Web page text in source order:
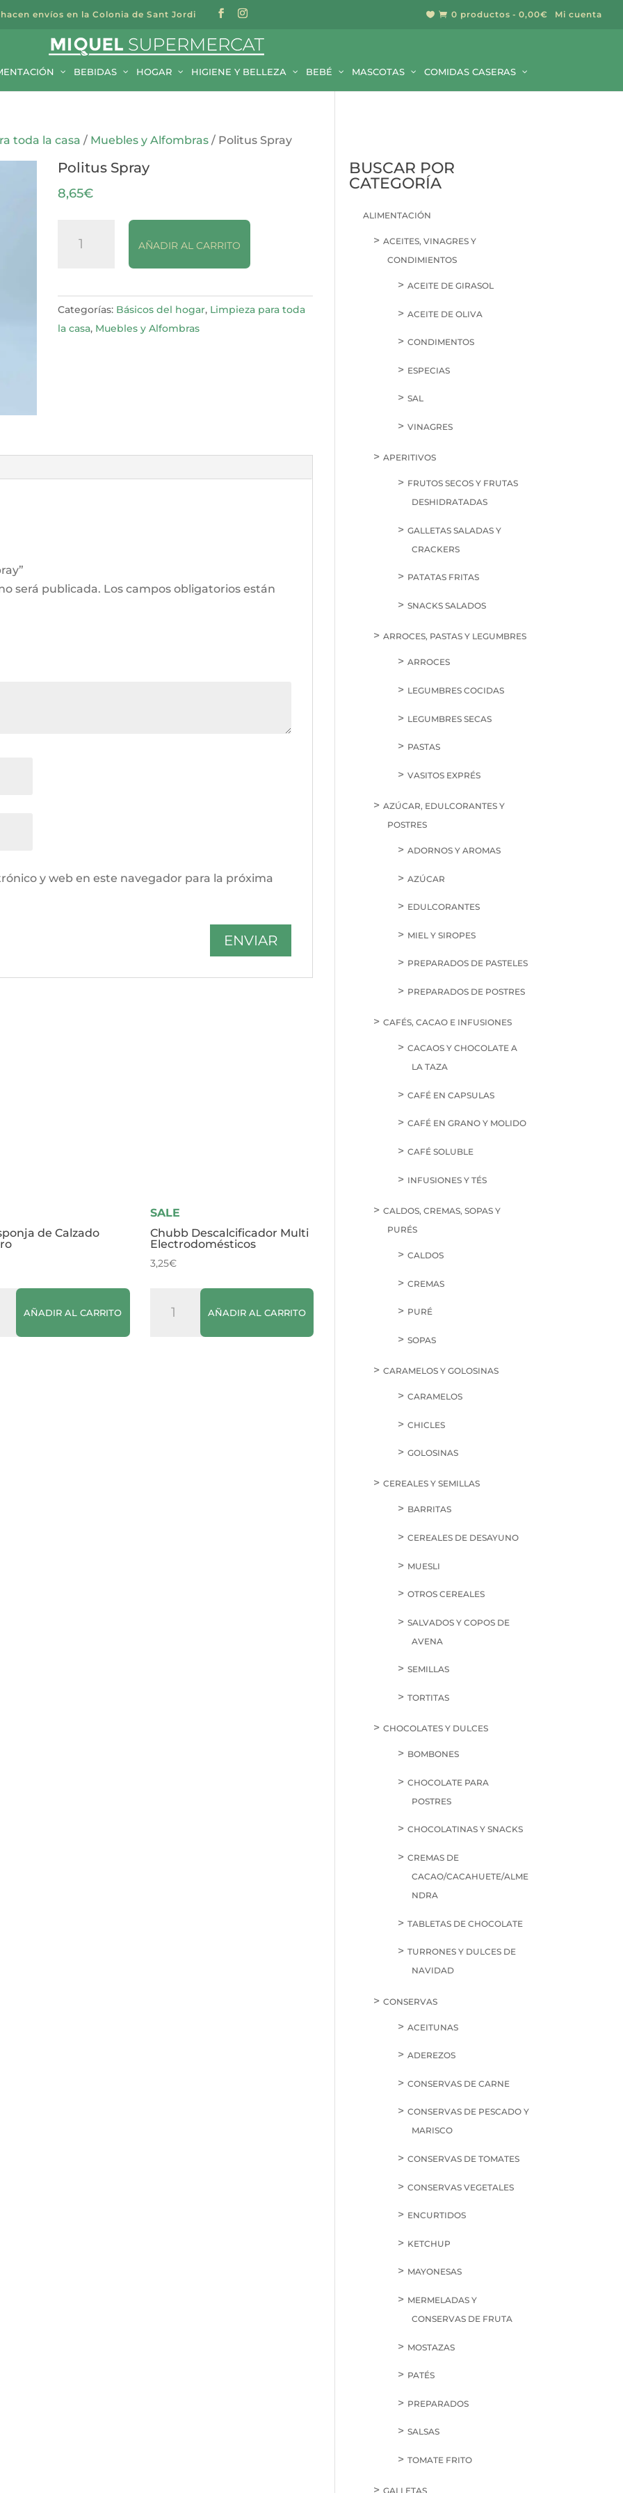
envíos en la Colonia de Sant Jordi Mi cuenta
  0 productos 0,00€
BEBIDAS HOGAR HIGIENE Y BELLEZA BEBÉ MASCOTAS COMIDAS CASERAS
toda la casa / Muebles y Alfombras / Politus Spray
Politus Spray
8,65€
Spray
AÑADIR AL CARRITO
Categorías: Básicos del hogar, Limpieza para toda
la casa, Muebles y Alfombras
será publicada. Los campos obligatorios están
y web en este navegador para la próxima
de Calzado
AÑADIR AL CARRITO
SALE
Chubb Descalcificador Multi
Electrodomésticos
3,25€
DescalcificadorAÑADIR AL CARRITO
BUSCAR POR
CATEGORÍA
ALIMENTACIÓN
ACEITES, VINAGRES Y
CONDIMIENTOS
ACEITE DE GIRASOL
ACEITE DE OLIVA
CONDIMENTOS
ESPECIAS
SAL
VINAGRES
APERITIVOS
FRUTOS SECOS Y FRUTAS
DESHIDRATADAS
GALLETAS SALADAS Y
CRACKERS
PATATAS FRITAS
SNACKS SALADOS
ARROCES, PASTAS Y LEGUMBRES
ARROCES
LEGUMBRES COCIDAS
LEGUMBRES SECAS
PASTAS
VASITOS EXPRÉS
AZÚCAR, EDULCORANTES Y
POSTRES
ADORNOS Y AROMAS
AZÚCAR
EDULCORANTES
MIEL Y SIROPES
PREPARADOS DE PASTELES
PREPARADOS DE POSTRES
CAFÉS, CACAO E INFUSIONES
CACAOS Y CHOCOLATE A
LA TAZA
CAFÉ EN CAPSULAS
CAFÉ EN GRANO Y MOLIDO
CAFÉ SOLUBLE
INFUSIONES Y TÉS
CALDOS, CREMAS, SOPAS Y
PURÉS
CALDOS
CREMAS
PURÉ
SOPAS
CARAMELOS Y GOLOSINAS
CARAMELOS
CHICLES
GOLOSINAS
CEREALES Y SEMILLAS
BARRITAS
CEREALES DE DESAYUNO
MUESLI
OTROS CEREALES
SALVADOS Y COPOS DE
AVENA
SEMILLAS
TORTITAS
CHOCOLATES Y DULCES
BOMBONES
CHOCOLATE PARA
POSTRES
CHOCOLATINAS Y SNACKS
CREMAS DE
CACAO/CACAHUETE/ALME
NDRA
TABLETAS DE CHOCOLATE
TURRONES Y DULCES DE
NAVIDAD
CONSERVAS
ACEITUNAS
ADEREZOS
CONSERVAS DE CARNE
CONSERVAS DE PESCADO Y
MARISCO
CONSERVAS DE TOMATES
CONSERVAS VEGETALES
ENCURTIDOS
KETCHUP
MAYONESAS
MERMELADAS Y
CONSERVAS DE FRUTA
MOSTAZAS
PATÉS
PREPARADOS
SALSAS
TOMATE FRITO
GALLETAS